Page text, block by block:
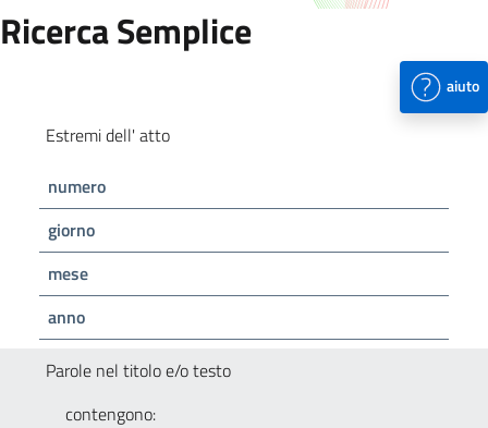
Ricerca Semplice
aiuto
Estremi dell' atto
numero
giorno
mese
anno
Parole nel titolo e/o testo
contengono: